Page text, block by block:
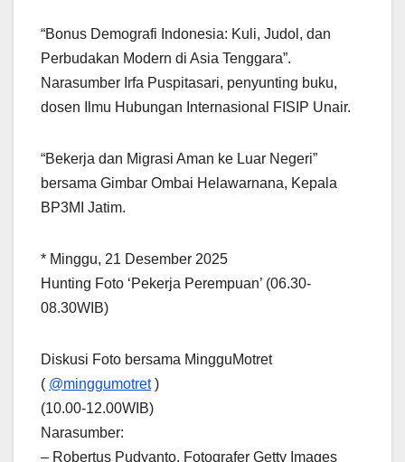
“Bonus Demografi Indonesia: Kuli, Judol, dan
Perbudakan Modern di Asia Tenggara”.
Narasumber Irfa Puspitasari, penyunting buku,
dosen Ilmu Hubungan Internasional FISIP Unair.
“Bekerja dan Migrasi Aman ke Luar Negeri”
bersama Gimbar Ombai Helawarnana, Kepala
BP3MI Jatim.
* Minggu, 21 Desember 2025
Hunting Foto ‘Pekerja Perempuan’ (06.30-
08.30WIB)
Diskusi Foto bersama MingguMotret
( @minggumotret)
(10.00-12.00WIB)
Narasumber:
– Robertus Pudyanto, Fotografer Getty Images